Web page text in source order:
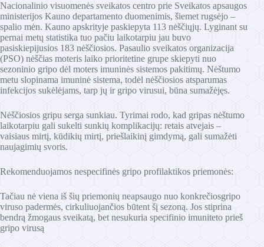
Nacionalinio visuomenės sveikatos centro prie Sveikatos apsaugos
ministerijos Kauno departamento duomenimis, šiemet rugsėjo –
spalio mėn. Kauno apskrityje paskiepyta 113 nėščiųjų. Lyginant su
pernai metų statistika tuo pačiu laikotarpiu jau buvo
pasiskiepijusios 183 nėščiosios. Pasaulio sveikatos organizacija
(PSO) nėščias moteris laiko prioritetine grupe skiepyti nuo
sezoninio gripo dėl moters imuninės sistemos pakitimų. Nėštumo
metu slopinama imuninė sistema, todėl nėščiosios atsparumas
infekcijos sukėlėjams, tarp jų ir gripo virusui, būna sumažėjęs.
Nėščiosios gripu serga sunkiau. Tyrimai rodo, kad gripas nėštumo
laikotarpiu gali sukelti sunkių komplikacijų: retais atvejais –
vaisiaus mirtį, kūdikių mirtį, priešlaikinį gimdymą, gali sumažėti
naujagimių svoris.
Rekomenduojamos nespecifinės gripo profilaktikos priemonės:
Tačiau nė viena iš šių priemonių neapsaugo nuo konkrečiosgripo
viruso padermės, cirkuliuojančios būtent šį sezoną. Jos stiprina
bendrą žmogaus sveikatą, bet nesukuria specifinio imuniteto prieš
gripo virusą